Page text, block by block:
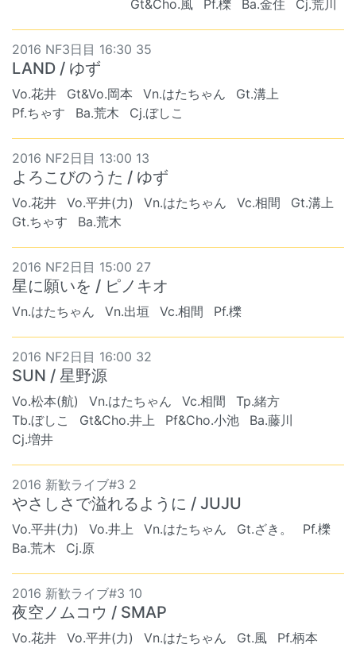
Gt&Cho.風 Pf.櫟 Ba.金住 Cj.荒川
2016 NF3日目 16:30 35
LAND / ゆず
Vo.花井 Gt&Vo.岡本 Vn.はたちゃん
Gt.溝上
Pf.ちゃす
Ba.荒木 Cj.ぼしこ
2016 NF2日目 13:00 13
よろこびのうた / ゆず
Vo.花井 Vo.平井(力) Vn.はたちゃん Vc.相間
Gt.溝上
Gt.ちゃす
Ba.荒木
2016 NF2日目 15:00 27
星に願いを / ピノキオ
Vn.はたちゃん Vn.出垣 Vc.相間 Pf.櫟
2016 NF2日目 16:00 32
SUN / 星野源
Vo.松本(航) Vn.はたちゃん Vc.相間
Tp.緒方
Tb.ぼしこ
Gt&Cho.井上 Pf&Cho.小池
Ba.藤川
Cj.増井
2016 新歓ライブ#3 2
やさしさで溢れるように / JUJU
Vo.平井(力) Vo.井上 Vn.はたちゃん Gt.ざき。
Pf.櫟
Ba.荒木
Cj.原
2016 新歓ライブ#3 10
夜空ノムコウ / SMAP
Vo.花井 Vo.平井(力) Vn.はたちゃん Gt.風
Pf.柄本